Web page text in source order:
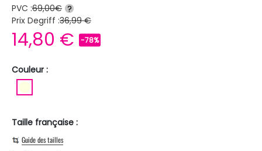
PVC :69,00€ ?
Prix Degriff :36,99 €
14,80 € -78%
Couleur :
Taille française :
Guide des tailles